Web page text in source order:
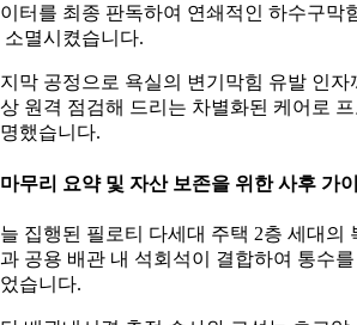
터를 최종 판독하여 연쇄적인 하수구막
소멸시켰습니다.
막 공정으로 욕실의 변기막힘 유발 인
원격 점검해 드리는 차별화된 케어로
했습니다.
무리 요약 및 자산 보존을 위한 사후 가
집행된 필로티 다세대 주택 2층 세대의
공용 배관 내 석회석이 결합하여 통수
습니다.